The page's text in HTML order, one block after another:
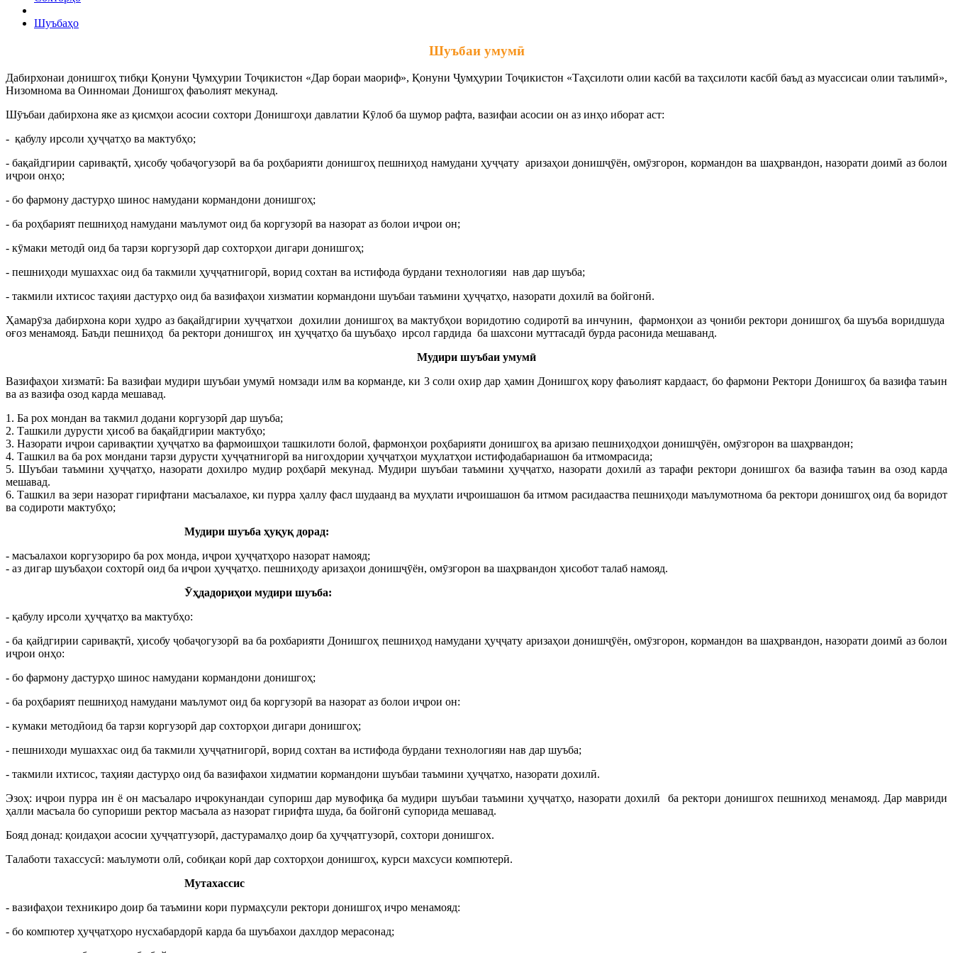
Шуъбаҳо
Шуъбаи умумӣ
Дабирхонаи донишгоҳ тибқи Қонуни Ҷумҳурии Тоҷикистон «Дар бораи маориф», Қонуни Ҷумҳурии Тоҷикистон «Таҳсилоти олии касбӣ ва таҳсилоти касбӣ баъд аз муассисаи олии таълимӣ»,
Низомнома ва Оинномаи Донишгоҳ фаъолият мекунад.
Шӯъбаи дабирхона яке аз қисмҳои асосии сохтори Донишгоҳи давлатии Кӯлоб ба шумор рафта, вазифаи асосии он аз инҳо иборат аст:
- қабулу ирсоли ҳуҷҷатҳо ва мактубҳо;
- бақайдгирии саривақтӣ, ҳисобу ҷобаҷогузорӣ ва ба роҳбарияти донишгоҳ пешниҳод намудани ҳуҷҷату аризаҳои донишҷӯён, омӯзгорон, кормандон ва шаҳрвандон, назорати доимӣ аз болои
иҷрои онҳо;
- бо фармону дастурҳо шинос намудани кормандони донишгоҳ;
- ба роҳбарият пешниҳод намудани маълумот оид ба коргузорӣ ва назорат аз болои иҷрои он;
- кӯмаки методӣ оид ба тарзи коргузорӣ дар сохторҳои дигари донишгоҳ;
- пешниҳоди мушаххас оид ба такмили ҳуҷҷатнигорӣ, ворид сохтан ва истифода бурдани технологияи нав дар шуъба;
- такмили ихтисос таҳияи дастурҳо оид ба вазифаҳои хизматии кормандони шуъбаи таъмини ҳуҷҷатҳо, назорати дохилӣ ва бойгонӣ.
Ҳамарӯза дабирхона кори худро аз бақайдгирии хуҷҷатхои дохилии донишгоҳ ва мактубҳои воридотию содиротӣ ва инчунин, фармонҳои аз ҷониби ректори донишгоҳ ба шуъба воридшуда
оғоз менамояд. Баъди пешниҳод ба ректори донишгоҳ ин ҳуҷҷатҳо ба шуъбаҳо ирсол гардида ба шахсони муттасадӣ бурда расонида мешаванд.
Мудири шуъбаи умумӣ
Вазифаҳои хизматӣ: Ба вазифаи мудири шуъбаи умумӣ номзади илм ва корманде, ки 3 соли охир дар ҳамин Донишгоҳ кору фаъолият кардааст, бо фармони Ректори Донишгоҳ ба вазифа таъин
ва аз вазифа озод карда мешавад.
1. Ба рох мондан ва такмил додани коргузорӣ дар шуъба;
2. Ташкили дурусти ҳисоб ва бақайдгирии мактубҳо;
3. Назорати иҷрои саривақтии ҳуҷҷатхо ва фармоишҳои ташкилоти болоӣ, фармонҳои роҳбарияти донишгоҳ ва аризаю пешниҳодҳои донишҷӯён, омӯзгорон ва шаҳрвандон;
4. Ташкил ва ба рох мондани тарзи дурусти ҳуҷҷатнигорӣ ва нигохдории ҳуҷҷатҳои муҳлатҳои истифодабариашон ба итмомрасида;
5. Шуъбаи таъмини ҳуҷҷатҳо, назорати дохилро мудир роҳбарӣ мекунад. Мудири шуъбаи таъмини ҳуҷҷатхо, назорати дохилӣ аз тарафи ректори донишгох ба вазифа таъин ва озод карда
мешавад.
6. Ташкил ва зери назорат гирифтани масъалахое, ки пурра ҳаллу фасл шудаанд ва муҳлати иҷроишашон ба итмом расидааства пешниҳоди маълумотнома ба ректори донишгоҳ оид ба воридот
ва содироти мактубҳо;
Мудири шуъба ҳуқуқ дорад:
- масъалахои коргузориро ба рох монда, иҷрои ҳуҷҷатҳоро назорат намояд;
- аз дигар шуъбаҳои сохторӣ оид ба иҷрои ҳуҷҷатҳо. пешниҳоду аризаҳои донишҷӯён, омӯзгорон ва шаҳрвандон ҳисобот талаб намояд.
Ӯҳдадориҳои мудири шуъба:
- қабулу ирсоли ҳуҷҷатҳо ва мактубҳо:
- ба қайдгирии саривақтӣ, ҳисобу ҷобаҷогузорӣ ва ба рохбарияти Донишгоҳ пешниҳод намудани ҳуҷҷату аризаҳои донишҷӯён, омӯзгорон, кормандон ва шаҳрвандон, назорати доимӣ аз болои
иҷрои онҳо:
- бо фармону дастурҳо шинос намудани кормандони донишгоҳ;
- ба роҳбарият пешниҳод намудани маълумот оид ба коргузорӣ ва назорат аз болои иҷрои он:
- кумаки методӣоид ба тарзи коргузорӣ дар сохторҳои дигари донишгоҳ;
- пешниходи мушаххас оид ба такмили ҳуҷҷатнигорӣ, ворид сохтан ва истифода бурдани технологияи нав дар шуъба;
- такмили ихтисос, таҳияи дастурҳо оид ба вазифахои хидматии кормандони шуъбаи таъмини ҳуҷҷатхо, назорати дохилӣ.
Эзоҳ: иҷрои пурра ин ё он масъаларо иҷрокунандаи супориш дар мувофиқа ба мудири шуъбаи таъмини ҳуҷҷатҳо, назорати дохилӣ ба ректори донишгох пешниход менамояд. Дар мавриди
ҳалли масъала бо супориши ректор масъала аз назорат гирифта шуда, ба бойгонӣ супорида мешавад.
Бояд донад: қоидаҳои асосии ҳуҷҷатгузорӣ, дастурамалҳо доир ба ҳуҷҷатгузорӣ, сохтори донишгох.
Талаботи тахассусӣ: маълумоти олӣ, собиқаи корӣ дар сохторҳои донишгоҳ, курси махсуси компютерӣ.
Мутахассис
- вазифаҳои техникиро доир ба таъмини кори пурмаҳсули рек­тори донишгоҳ ичро менамояд:
- бо компютер ҳуҷҷатҳоро нусхабардорӣ карда ба шуъбахои дахлдор мерасонад;